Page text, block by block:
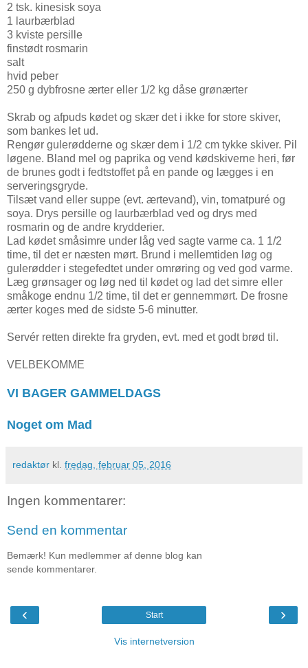
2 tsk. kinesisk soya
1 laurbærblad
3 kviste persille
finstødt rosmarin
salt
hvid peber
250 g dybfrosne ærter eller 1/2 kg dåse grønærter
Skrab og afpuds kødet og skær det i ikke for store skiver,
som bankes let ud.
Rengør gulerødderne og skær dem i 1/2 cm tykke skiver. Pil
løgene. Bland mel og paprika og vend kødskiverne heri, før
de brunes godt i fedtstoffet på en pande og lægges i en
serveringsgryde.
Tilsæt vand eller suppe (evt. ærtevand), vin, tomatpuré og
soya. Drys persille og laurbærblad ved og drys med
rosmarin og de andre krydderier.
Lad kødet småsimre under låg ved sagte varme ca. 1 1/2
time, til det er næsten mørt. Brund i mellemtiden løg og
gulerødder i stegefedtet under omrøring og ved god varme.
Læg grønsager og løg ned til kødet og lad det simre eller
småkoge endnu 1/2 time, til det er gennemmørt. De frosne
ærter koges med de sidste 5-6 minutter.
Servér retten direkte fra gryden, evt. med et godt brød til.
VELBEKOMME
VI BAGER GAMMELDAGS
Noget om Mad
redaktør kl. fredag, februar 05, 2016
Ingen kommentarer:
Send en kommentar
Bemærk! Kun medlemmer af denne blog kan
sende kommentarer.
‹ ›
Start
Vis internetversion